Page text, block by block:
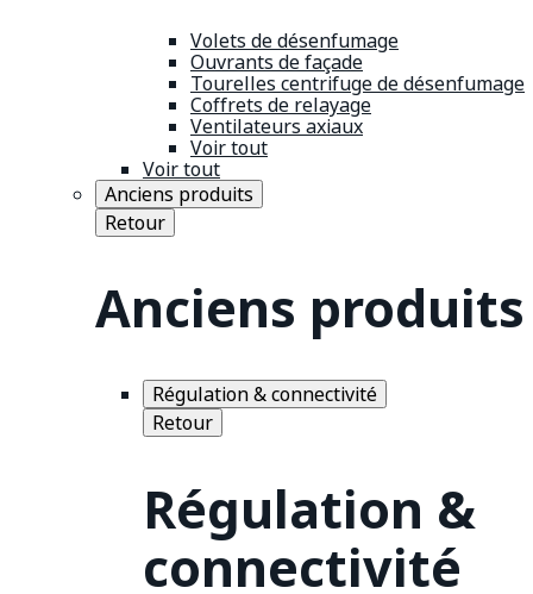
Volets de désenfumage
Ouvrants de façade
Tourelles centrifuge de désenfumage
Coffrets de relayage
Ventilateurs axiaux
Voir tout
Voir tout
Anciens produits
Retour
Anciens produits
Régulation & connectivité
Retour
Régulation &
connectivité